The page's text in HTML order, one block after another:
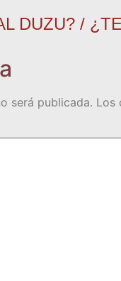
DUZU? /
será publicada. Los